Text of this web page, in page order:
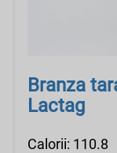
Branza
Lactag
Calorii: 110.8